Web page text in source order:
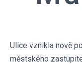
Ulice vznikla nově
městského